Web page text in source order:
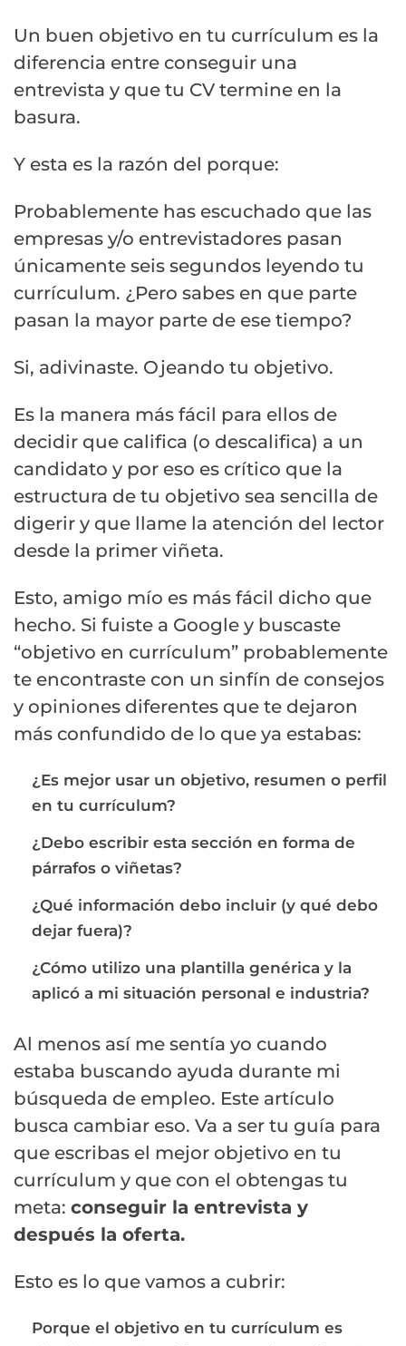
Un buen objetivo en tu currículum es la
diferencia entre conseguir una
entrevista y que tu CV termine en la
basura.
Y esta es la razón del porque:
Probablemente has escuchado que las
empresas y/o entrevistadores pasan
únicamente seis segundos leyendo tu
currículum. ¿Pero sabes en que parte
pasan la mayor parte de ese tiempo?
Si, adivinaste. Ojeando tu objetivo.
Es la manera más fácil para ellos de
decidir que califica (o descalifica) a un
candidato y por eso es crítico que la
estructura de tu objetivo sea sencilla de
digerir y que llame la atención del lector
desde la primer viñeta.
Esto, amigo mío es más fácil dicho que
hecho. Si fuiste a Google y buscaste
“objetivo en currículum” probablemente
te encontraste con un sinfín de consejos
y opiniones diferentes que te dejaron
más confundido de lo que ya estabas:
¿Es mejor usar un objetivo, resumen o perfil
en tu currículum?
¿Debo escribir esta sección en forma de
párrafos o viñetas?
¿Qué información debo incluir (y qué debo
dejar fuera)?
¿Cómo utilizo una plantilla genérica y la
aplicó a mi situación personal e industria?
Al menos así me sentía yo cuando
estaba buscando ayuda durante mi
búsqueda de empleo. Este artículo
busca cambiar eso. Va a ser tu guía para
que escribas el mejor objetivo en tu
currículum y que con el obtengas tu
meta: conseguir la entrevista y
después la oferta.
Esto es lo que vamos a cubrir:
Porque el objetivo en tu currículum es